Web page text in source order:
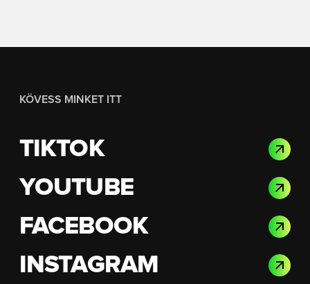
KÖVESS MINKET ITT
TIKTOK
YOUTUBE
FACEBOOK
INSTAGRAM